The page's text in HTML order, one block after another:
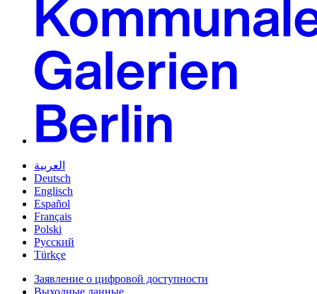
العربية
Deutsch
Englisch
Español
Français
Polski
Русский
Türkçe
Заявление о цифровой доступности
Выходные данные